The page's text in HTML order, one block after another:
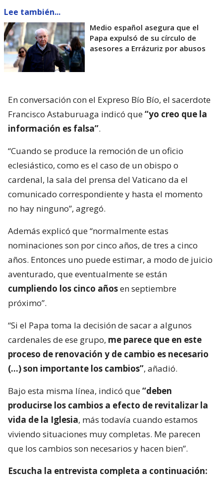
Lee también...
Medio español asegura que el
Papa expulsó de su círculo de
asesores a Errázuriz por abusos
En conversación con el Expreso Bío Bío, el sacerdote
Francisco Astaburuaga indicó que“yo creo que la
información es falsa”.
“Cuando se produce la remoción de un oficio
eclesiástico, como es el caso de un obispo o
cardenal, la sala del prensa del Vaticano da el
comunicado correspondiente y hasta el momento
no hay ninguno”, agregó.
Además explicó que “normalmente estas
nominaciones son por cinco años, de tres a cinco
años. Entonces uno puede estimar, a modo de juicio
aventurado, que eventualmente se están
cumpliendo los cinco añosen septiembre
próximo”.
“Si el Papa toma la decisión de sacar a algunos
cardenales de ese grupo, me parece que en este
proceso de renovación y de cambio es necesario
(…) son importante los cambios”, añadió.
Bajo esta misma línea, indicó que“deben
producirse los cambios a efecto de revitalizar la
vida de la Iglesia, más todavía cuando estamos
viviendo situaciones muy completas. Me parecen
que los cambios son necesarios y hacen bien”.
Escucha la entrevista completa a continuación: